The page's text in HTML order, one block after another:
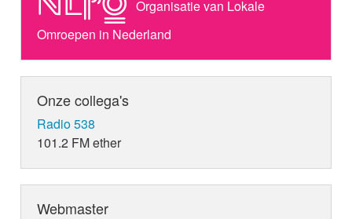
Organisatie van Lokale
Omroepen in Nederland
Onze collega's
Radio 538
101.2 FM ether
Webmaster